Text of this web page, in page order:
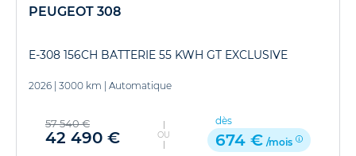
PEUGEOT 308
E-308 156CH BATTERIE 55 KWH GT EXCLUSIVE
2026 3000 km Automatique
57 540 €
42 490 € OU
dès
674 € /mois